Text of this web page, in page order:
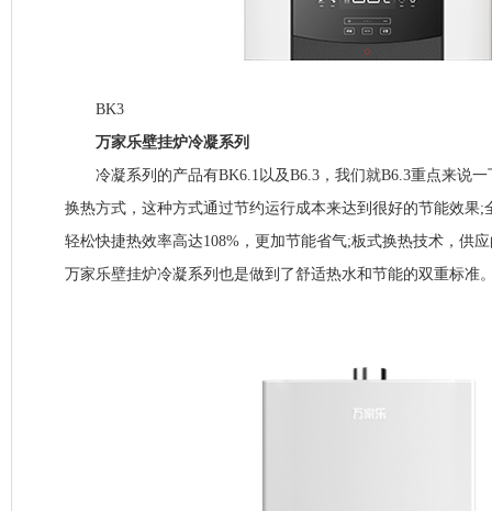
BK3
万家乐壁挂炉冷凝系列
冷凝系列的产品有BK6.1以及B6.3，我们就B6.3重点来说一
换热方式，这种方式通过节约运行成本来达到很好的节能效果;
轻松快捷热效率高达108%，更加节能省气;板式换热技术，供
万家乐壁挂炉冷凝系列也是做到了舒适热水和节能的双重标准